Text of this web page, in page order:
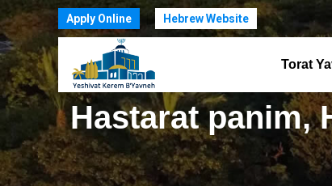
Apply Online Hebrew Website
Torat
Hastarat panim,